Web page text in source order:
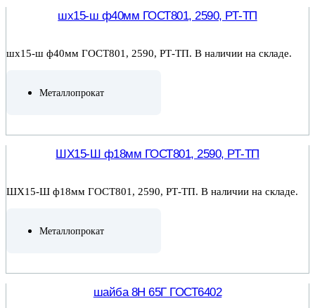
шх15-ш ф40мм ГОСТ801, 2590, РТ-ТП
шх15-ш ф40мм ГОСТ801, 2590, РТ-ТП. В наличии на складе.
Металлопрокат
ШХ15-Ш ф18мм ГОСТ801, 2590, РТ-ТП
ШХ15-Ш ф18мм ГОСТ801, 2590, РТ-ТП. В наличии на складе.
Металлопрокат
шайба 8Н 65Г ГОСТ6402